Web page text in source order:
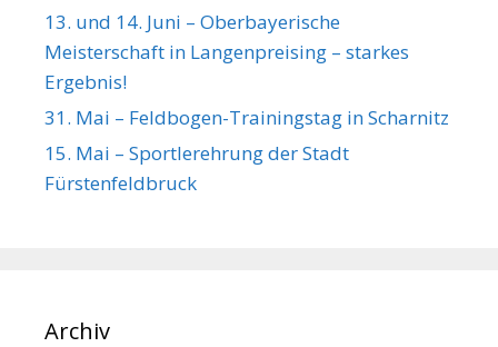
13. und 14. Juni – Oberbayerische
Meisterschaft in Langenpreising – starkes
Ergebnis!
31. Mai – Feldbogen-Trainingstag in Scharnitz
15. Mai – Sportlerehrung der Stadt
Fürstenfeldbruck
Archiv